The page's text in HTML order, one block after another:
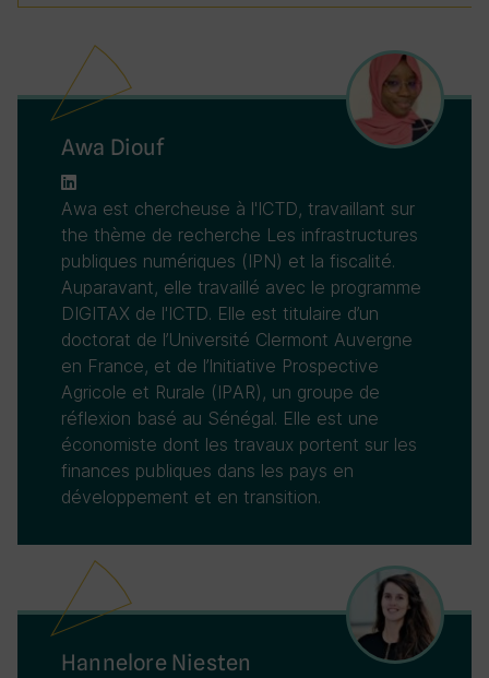
Awa Diouf
Awa est chercheuse à l'ICTD, travaillant sur
the thème de recherche Les infrastructures
publiques numériques (IPN) et la fiscalité.
Auparavant, elle travaillé avec le programme
DIGITAX de l'ICTD. Elle est titulaire d’un
doctorat de l’Université Clermont Auvergne
en France, et de l’Initiative Prospective
Agricole et Rurale (IPAR), un groupe de
réflexion basé au Sénégal. Elle est une
économiste dont les travaux portent sur les
finances publiques dans les pays en
développement et en transition.
Hannelore Niesten